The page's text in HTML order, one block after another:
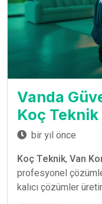
Vanda
Koç Teknik
bir yıl önce
Koç Teknik, Van
profesyonel
kalıcı çözümler